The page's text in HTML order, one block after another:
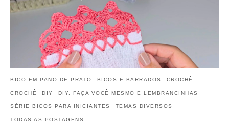
BICO EM PANO DE PRATO BICOS E BARRADOS CROCHÊ
CROCHÊ DIY DIY, FAÇA VOCÊ MESMO E LEMBRANCINHAS
SÉRIE BICOS PARA INICIANTES TEMAS DIVERSOS
TODAS AS POSTAGENS